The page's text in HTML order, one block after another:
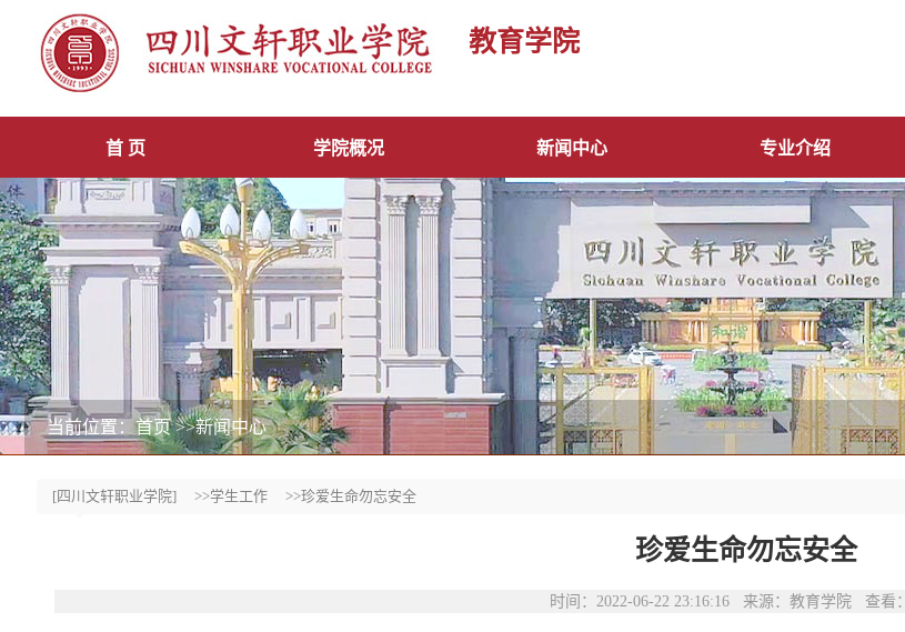
[四川文轩职业学院] >>学生工作 >>珍爱生命勿忘安全
珍爱生命勿忘安全
时间：2022-06-22 23:16:16 来源：教育学院 查看：
当前位置：首页>>新闻中心
首 页 学院概况 新闻中心 专业介绍
教育学院